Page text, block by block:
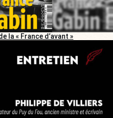
la « France d’avant »